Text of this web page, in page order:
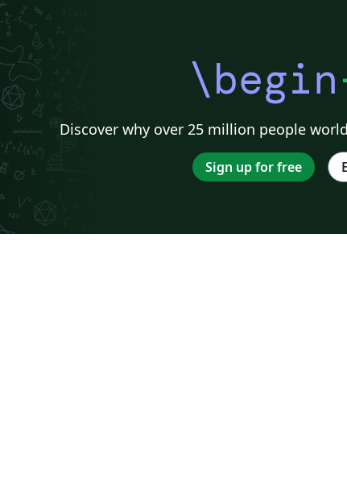
\begin
Discover why over 25 million people
Sign up for free